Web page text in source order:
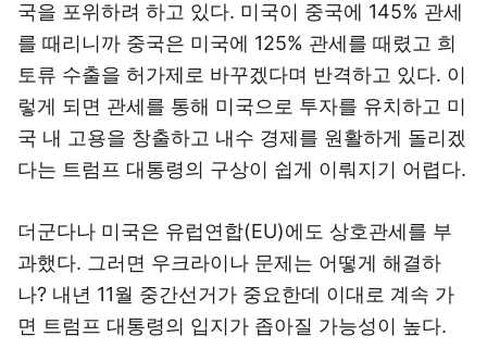
국을 포위하려 하고 있다. 미국이 중국에 145% 관세
를 때리니까 중국은 미국에 125% 관세를 때렸고 희
토류 수출을 허가제로 바꾸겠다며 반격하고 있다. 이
렇게 되면 관세를 통해 미국으로 투자를 유치하고 미
국 내 고용을 창출하고 내수 경제를 원활하게 돌리겠
다는 트럼프 대통령의 구상이 쉽게 이뤄지기 어렵다.
더군다나 미국은 유럽연합(EU)에도 상호관세를 부
과했다. 그러면 우크라이나 문제는 어떻게 해결하
나? 내년 11월 중간선거가 중요한데 이대로 계속 가
면 트럼프 대통령의 입지가 좁아질 가능성이 높다.